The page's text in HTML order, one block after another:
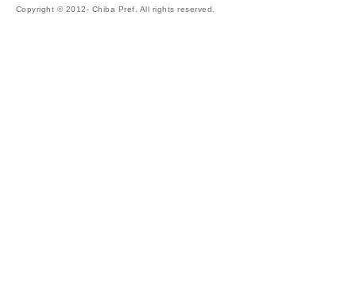
Copyright © 2012- Chiba Pref. All rights reserved.